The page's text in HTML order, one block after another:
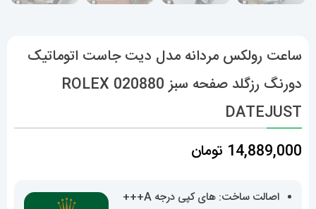
ساعت رولکس مردانه مدل دیت جاست اتوماتیک
دورنگ رزگلد صفحه سبز 020880 ROLEX
DATEJUST
14,889,000 تومان
اصالت ساخت: های کپی درجه A+++